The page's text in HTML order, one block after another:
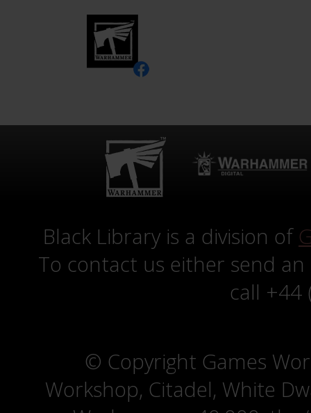
Black Library is a division of
To contact us either send
call +44
© Copyright Games
Workshop, Citadel, White